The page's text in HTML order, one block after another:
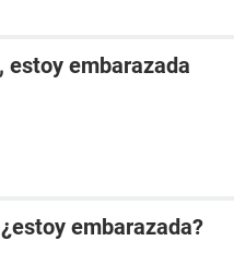
estoy embarazada
embarazada?